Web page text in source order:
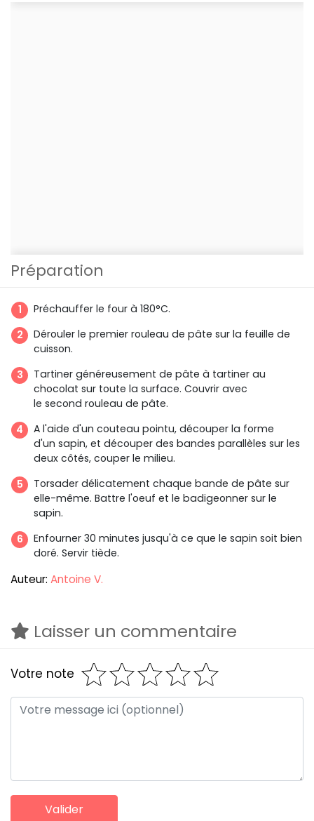
Préparation
Préchauffer le four à 180°C.
Dérouler le premier rouleau de pâte sur la feuille de
cuisson.
Tartiner généreusement de pâte à tartiner au
chocolat sur toute la surface. Couvrir avec
le second rouleau de pâte.
A l'aide d'un couteau pointu, découper la forme
d'un sapin, et découper des bandes parallèles sur les
deux côtés, couper le milieu.
Torsader délicatement chaque bande de pâte sur
elle-même. Battre l'oeuf et le badigeonner sur le
sapin.
Enfourner 30 minutes jusqu'à ce que le sapin soit bien
doré. Servir tiède.
Auteur: Antoine V.
Laisser un commentaire
Votre note